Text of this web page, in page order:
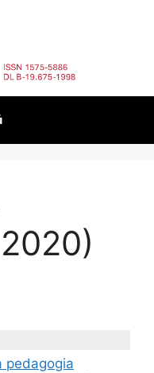
pedagogia